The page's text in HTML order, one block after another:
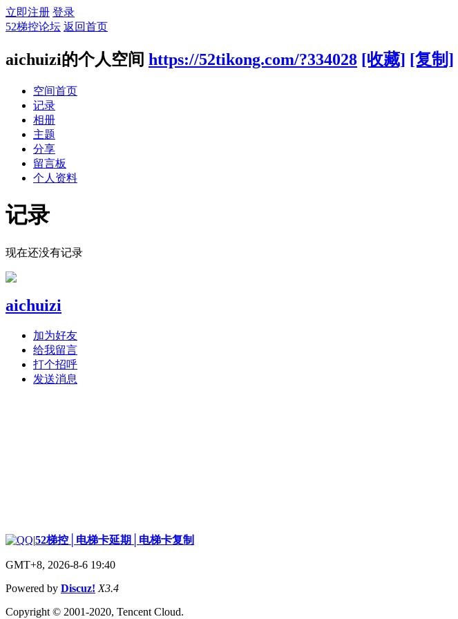
立即注册 登录
52梯控论坛 返回首页
aichuizi的个人空间 https://52tikong.com/?334028 [收藏] [复制]
空间首页
记录
相册
主题
分享
留言板
个人资料
记录
现在还没有记录
aichuizi
加为好友
给我留言
打个招呼
发送消息
|52梯控│电梯卡延期│电梯卡复制
GMT+8, 2026-8-6 19:40
Powered by Discuz! X3.4
Copyright © 2001-2020, Tencent Cloud.